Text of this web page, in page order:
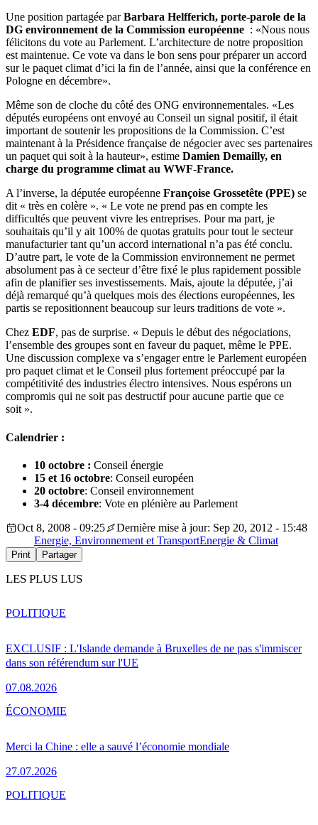
Une position partagée parBarbara Helfferich, porte-parole de la
DG environnement de la Commission européenne : «Nous nous
félicitons du vote au Parlement. L’architecture de notre proposition
est maintenue. Ce vote va dans le bon sens pour préparer un accord
sur le paquet climat d’ici la fin de l’année, ainsi que la conférence en
Pologne en décembre».
Même son de cloche du côté des ONG environnementales. «Les
députés européens ont envoyé au Conseil un signal positif, il était
important de soutenir les propositions de la Commission. C’est
maintenant à la Présidence française de négocier avec ses partenaires
un paquet qui soit à la hauteur», estime Damien Demailly, en
charge du programme climat au WWF-France.
A l’inverse, la députée européenne Françoise Grossetête (PPE) se
dit « très en colère ». « Le vote ne prend pas en compte les
difficultés que peuvent vivre les entreprises. Pour ma part, je
souhaitais qu’il y ait 100% de quotas gratuits pour tout le secteur
manufacturier tant qu’un accord international n’a pas été conclu.
D’autre part, le vote de la Commission environnement ne permet
absolument pas à ce secteur d’être fixé le plus rapidement possible
afin de planifier ses investissements. Mais, ajoute la députée, j’ai
déjà remarqué qu’à quelques mois des élections européennes, les
partis se repositionnent beaucoup sur leurs traditions de vote ».
Chez EDF, pas de surprise. « Depuis le début des négociations,
l’ensemble des groupes sont en faveur du paquet, même le PPE.
Une discussion complexe va s’engager entre le Parlement européen
pro paquet climat et le Conseil plus fortement préoccupé par la
compétitivité des industries électro intensives. Nous espérons un
compromis qui ne soit pas destructif pour aucune partie que ce
soit ».
Calendrier :
10 octobre : Conseil énergie
15 et 16 octobre: Conseil européen
20 octobre: Conseil environnement
3-4 décembre: Vote en plénière au Parlement
Oct 8, 2008 - 09:25
Dernière mise à jour: Sep 20, 2012 - 15:48
Energie, Environnement et TransportEnergie & Climat
Print Partager
LES PLUS LUS
EXCLUSIF : L'Islande demande à Bruxelles de ne pas s'immiscer
dans son référendum sur l'UE
07.08.2026
POLITIQUE
Merci la Chine : elle a sauvé l’économie mondiale
27.07.2026
ÉCONOMIE
POLITIQUE